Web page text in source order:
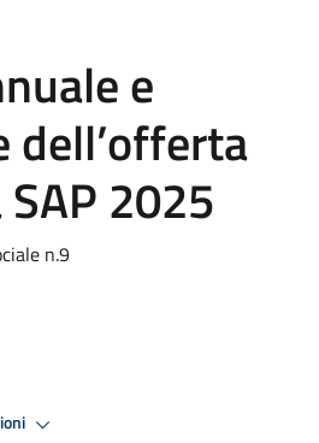
e
dell’offerta
2025
n.9